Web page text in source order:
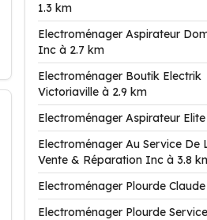
1.3 km
Electroménager Aspirateur
Inc à 2.7 km
Electroménager Boutik Electrik
Victoriaville à 2.9 km
Electroménager Aspirateur
Electroménager Au Service De
Vente & Réparation Inc à 3.8
Electroménager Plourde
Electroménager Plourde Service